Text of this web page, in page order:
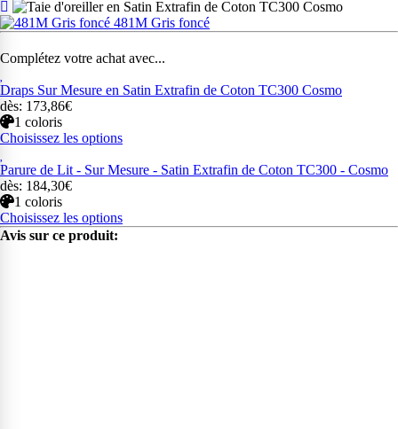
481M Gris foncé
Complétez votre achat avec...
Draps Sur Mesure en Satin Extrafin de Coton TC300 Cosmo
dès: 173,86€
1 coloris
Choisissez les options
Parure de Lit - Sur Mesure - Satin Extrafin de Coton TC300 - Cosmo
dès: 184,30€
1 coloris
Choisissez les options
Avis sur ce produit: